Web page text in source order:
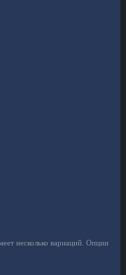
несколько вариаций. Опции